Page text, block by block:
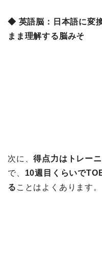
◆ 英語脳：日本語に変
まま理解する脳みそ
次に、得点力はトレー
で、 10週目くらいで
る ことはよくあります。